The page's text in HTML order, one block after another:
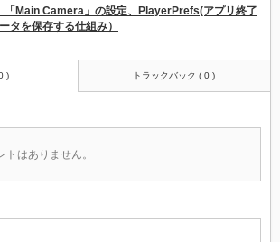
「Main Camera」の設定、PlayerPrefs(アプリ終了
タを保存する仕組み）
) トラックバック ( 0 )
トはありません。